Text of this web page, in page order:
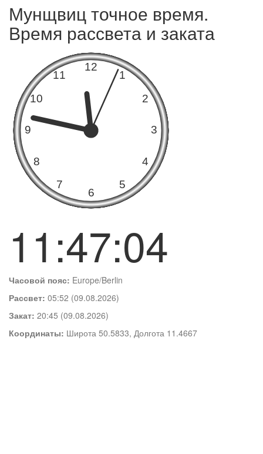
Мунщвиц точное время.
Время рассвета и заката
11:47:05
Часовой пояс: Europe/Berlin
Рассвет: 05:52 (09.08.2026)
Закат: 20:45 (09.08.2026)
Координаты: Широта 50.5833, Долгота 11.4667